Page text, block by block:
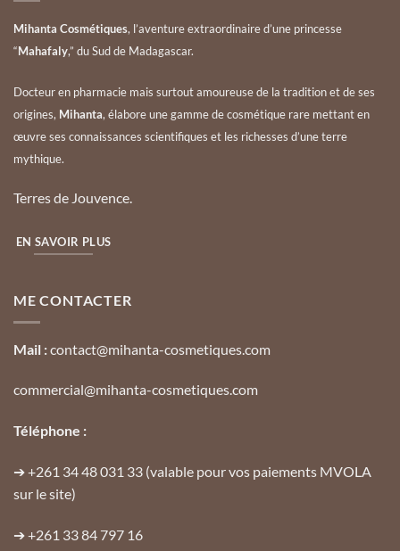
Mihanta Cosmétiques, l’aventure extraordinaire d’une princesse
“Mahafaly,” du Sud de Madagascar.
Docteur en pharmacie mais surtout amoureuse de la tradition et de ses
origines, Mihanta, élabore une gamme de cosmétique rare mettant en
œuvre ses connaissances scientifiques et les richesses d’une terre
mythique.
Terres de Jouvence.
EN SAVOIR PLUS
ME CONTACTER
Mail :contact@mihanta-cosmetiques.com
commercial@mihanta-cosmetiques.com
Téléphone :
➔+261 34 48 031 33 (valable pour vos paiements MVOLA
sur le site)
➔+261 33 84 797 16